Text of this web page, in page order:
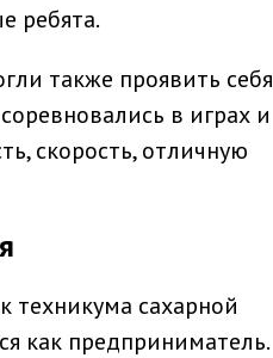
ребята.
также проявить себя
в играх и
скорость, отличную
техникума сахарной
как предприниматель.